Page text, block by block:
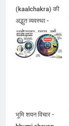
(kaalchakra) की
अद्भुत व्यवस्था -
अहोरात्र, मास, वर्ष,
दिव्यवर्ष, युग, महायुग,
मन्वंतर, कल्प
भूमि शयन विचार -